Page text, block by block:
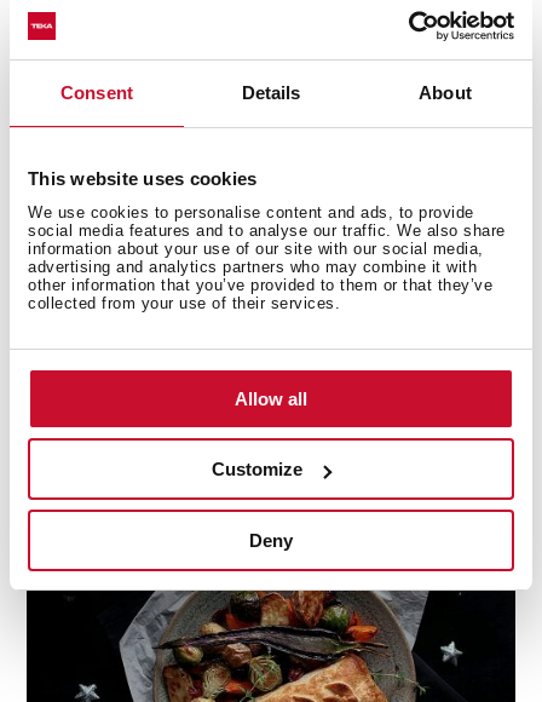
Consent Details About
This website uses cookies
We use cookies to personalise content and ads, to provide
social media features and to analyse our traffic. We also share
information about your use of our site with our social media,
advertising and analytics partners who may combine it with
other information that you’ve provided to them or that they’ve
collected from your use of their services.
Allow all
Customize
Deny
přidejte špetku soli. Dobře promíchejte a pečte za
občasného promíchání 30 minut na 180°. V polovině
pečení přidejte cherry rajčátka.
Krémovou polentu připravte tak, že tekutiny ohřejete v
a vařte zhruba 10 minut do zhoustnutí.
Hlavní jídla, která překvapí
Pro druhé chody obvykle volíme propracovanější
stolu bez masa nebo ryb patří svíčková Wellington se
seitanem. Je to jídlo, jehož příprava zabere čas, ale
výsledkem je perfektní pokrm, který na stole zaujme a
díky svým přísadám ohromí spoustou chuti. Jestli
hledáte sváteční veganské jídlo, je to právě tenhle
polevou. Dáte mu taky šanci?